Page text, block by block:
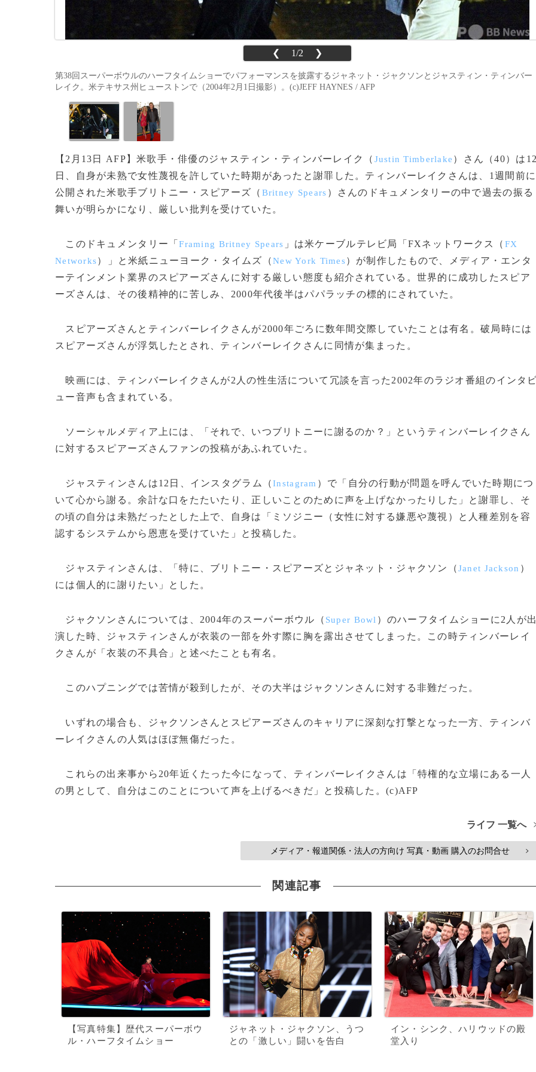
❮ 1/2 ❯
第38回スーパーボウルのハーフタイムショーでパフォーマンスを披露するジャネット・ジャクソンとジャスティン・ティンバー
レイク。米テキサス州ヒューストンで（2004年2月1日撮影）。(c)JEFF HAYNES / AFP
【2月13日 AFP】米歌手・俳優のジャスティン・ティンバーレイク（ Justin Timberlake ）さん（40）は
日、自身が未熟で女性蔑視を許していた時期があったと謝罪した。ティンバーレイクさんは、1週間前に
公開された米歌手ブリトニー・スピアーズ（ Britney Spears ）さんのドキュメンタリーの中で過去の振る
舞いが明らかになり、厳しい批判を受けていた。
このドキュメンタリー「Framing Britney Spears 」は米ケーブルテレビ局「FXネットワークス（ FX
Networks）」と米紙ニューヨーク・タイムズ（New York Times）が制作したもので、メディア・エンタ
ーテインメント業界のスピアーズさんに対する厳しい態度も紹介されている。世界的に成功したスピア
ーズさんは、その後精神的に苦しみ、2000年代後半はパパラッチの標的にされていた。
スピアーズさんとティンバーレイクさんが2000年ごろに数年間交際していたことは有名。破局時には
スピアーズさんが浮気したとされ、ティンバーレイクさんに同情が集まった。
映画には、ティンバーレイクさんが2人の性生活について冗談を言った2002年のラジオ番組のインタ
ュー音声も含まれている。
ソーシャルメディア上には、「それで、いつブリトニーに謝るのか？」というティンバーレイクさん
に対するスピアーズさんファンの投稿があふれていた。
ジャスティンさんは12日、インスタグラム（Instagram ）で「自分の行動が問題を呼んでいた時期につ
いて心から謝る。余計な口をたたいたり、正しいことのために声を上げなかったりした」と謝罪し、そ
の頃の自分は未熟だったとした上で、自身は「ミソジニー（女性に対する嫌悪や蔑視）と人種差別を容
認するシステムから恩恵を受けていた」と投稿した。
ジャスティンさんは、「特に、ブリトニー・スピアーズとジャネット・ジャクソン（Janet Jackson ）
には個人的に謝りたい」とした。
ジャクソンさんについては、2004年のスーパーボウル（ Super Bowl ）のハーフタイムショーに2人が
演した時、ジャスティンさんが衣装の一部を外す際に胸を露出させてしまった。この時ティンバーレイ
クさんが「衣装の不具合」と述べたことも有名。
このハプニングでは苦情が殺到したが、その大半はジャクソンさんに対する非難だった。
いずれの場合も、ジャクソンさんとスピアーズさんのキャリアに深刻な打撃となった一方、ティンバ
ーレイクさんの人気はほぼ無傷だった。
これらの出来事から20年近くたった今になって、ティンバーレイクさんは「特権的な立場にある一人
の男として、自分はこのことについて声を上げるべきだ」と投稿した。(c)AFP
ライフ 一覧へ
メディア・報道関係・法人の方向け 写真・動画 購入のお問合せ >
関連記事
【写真特集】歴代スーパーボウ
ル・ハーフタイムショー
ジャネット・ジャクソン、うつ
との「激しい」闘いを告白
イン・シンク、ハリウッドの殿
堂入り